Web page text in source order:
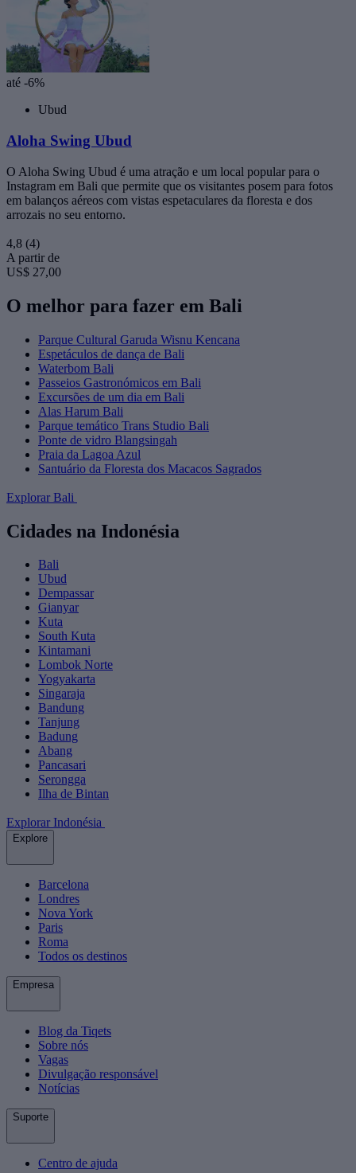
até -6%
Ubud
Aloha Swing Ubud
O Aloha Swing Ubud é uma atração e um local popular para o
Instagram em Bali que permite que os visitantes posem para fotos
em balanços aéreos com vistas espetaculares da floresta e dos
arrozais no seu entorno.
4,8 (4)
A partir de
US$ 27,00
O melhor para fazer em Bali
Parque Cultural Garuda Wisnu Kencana
Espetáculos de dança de Bali
Waterbom Bali
Passeios Gastronómicos em Bali
Excursões de um dia em Bali
Alas Harum Bali
Parque temático Trans Studio Bali
Ponte de vidro Blangsingah
Praia da Lagoa Azul
Santuário da Floresta dos Macacos Sagrados
Explorar Bali
Cidades na Indonésia
Bali
Ubud
Dempassar
Gianyar
Kuta
South Kuta
Kintamani
Lombok Norte
Yogyakarta
Singaraja
Bandung
Tanjung
Badung
Abang
Pancasari
Serongga
Ilha de Bintan
Explorar Indonésia
Explore
Barcelona
Londres
Nova York
Paris
Roma
Todos os destinos
Empresa
Blog da Tiqets
Sobre nós
Vagas
Divulgação responsável
Notícias
Suporte
Centro de ajuda